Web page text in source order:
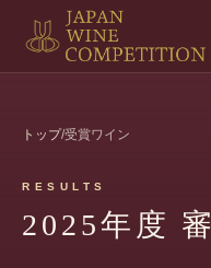
トップ/受賞ワイン
RESULTS
2025年度